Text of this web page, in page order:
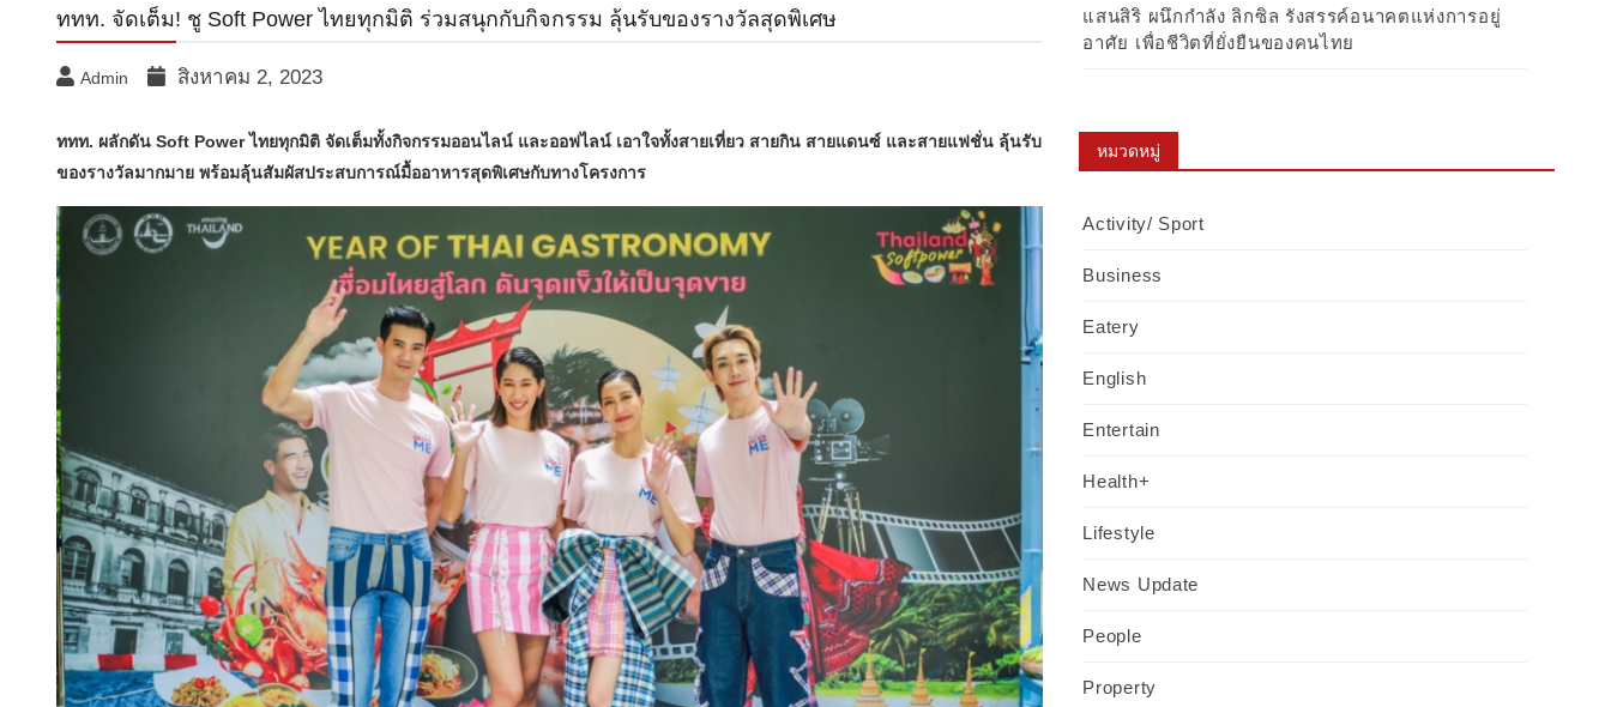
ททท. จัดเต็ม! ชู Soft Power ไทยทุกมิติ ร่วมสนุกกับกิจกรรม ลุ้นรับของรางวัลสุดพิเศษ
Admin สิงหาคม 2, 2023
ททท. ผลักดัน Soft Power ไทยทุกมิติ จัดเต็มทั้งกิจกรรมออนไลน์ และออฟไลน์ เอาใจทั้งสายเที่ยว สายกิน สายแดนซ์ และสายแฟชั่น ลุ้นรับ
ของรางวัลมากมาย พร้อมลุ้นสัมผัสประสบการณ์มื้ออาหารสุดพิเศษกับทางโครงการ
แสนสิริ ผนึกกำลัง ลิกซิล รังสรรค์อนาคตแห่งการอยู่
อาศัย เพื่อชีวิตที่ยั่งยืนของคนไทย
หมวดหมู่
Activity/ Sport
Business
Eatery
English
Entertain
Health+
Lifestyle
News Update
People
Property